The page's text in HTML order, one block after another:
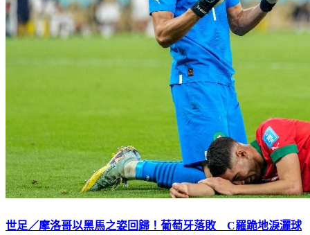
世足／摩洛哥以黑馬之姿回歸！葡萄牙落敗 C羅跪地淚灑球